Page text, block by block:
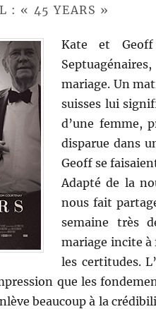
: « 45 YEARS »
Kate et
mariage. Un
suisses lui
d’une femme,
disparue dans
Geoff se
Adapté de la
nous fait
semaine très
mariage incite
les certitudes.
que les
beaucoup à la